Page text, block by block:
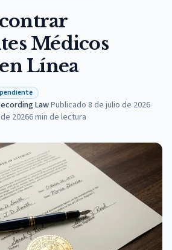
Médicos
Línea
Law·Publicado 8 de julio de 2026
20266min de lectura